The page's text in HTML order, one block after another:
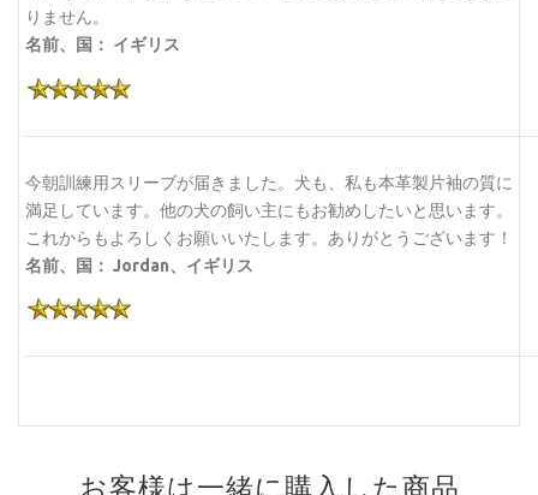
りません。
名前、国： イギリス
今朝訓練用スリーブが届きました。犬も、私も本革製片袖の質に
満足しています。他の犬の飼い主にもお勧めしたいと思います。
これからもよろしくお願いいたします。ありがとうございます！
名前、国： Jordan、イギリス
お客様は一緒に購入した商品